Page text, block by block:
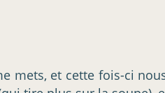
mets, et cette fois-ci